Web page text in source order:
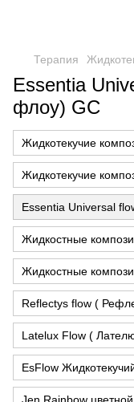
Терапия
Essentia
флоу) GC
Жидкотекучие
Жидкотекучие
Essentia Universal
Жидкостные
Жидкостные
Reflectys flow (
Latelux Flow (
EsFlow